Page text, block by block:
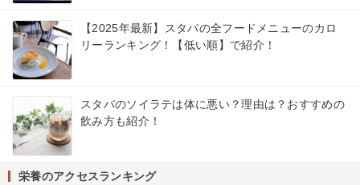
【2025年最新】スタバの全フードメニューのカロ
リーランキング！【低い順】で紹介！
スタバのソイラテは体に悪い？理由は？おすすめの
飲み方も紹介！
栄養のアクセスランキング